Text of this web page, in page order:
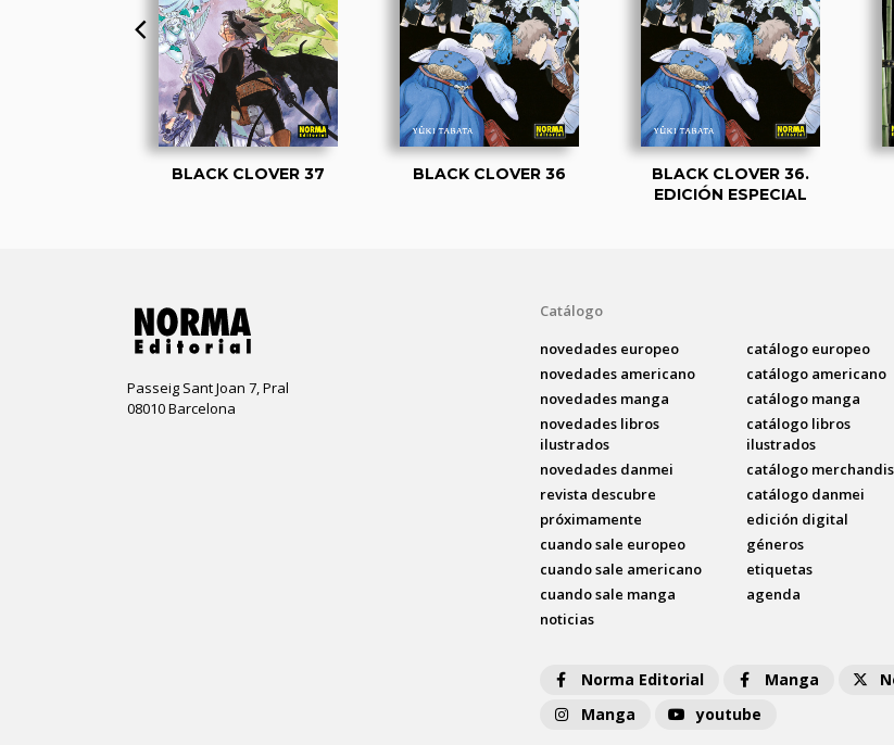
BLACK CLOVER 37 BLACK CLOVER 36
BLACK CLOVER 36.
EDICIÓN ESPECIAL
Passeig Sant Joan 7, Pral
08010 Barcelona
Catálogo
novedades europeo
novedades americano
novedades manga
novedades libros
ilustrados
novedades danmei
revista descubre
próximamente
cuando sale europeo
cuando sale americano
cuando sale manga
noticias
catálogo europeo
catálogo americano
catálogo manga
catálogo libros
ilustrados
catálogo
catálogo danmei
edición digital
géneros
etiquetas
agenda
Norma Editorial Manga
Manga
youtube